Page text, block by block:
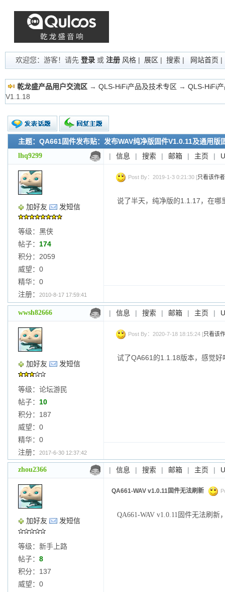
欢迎您：游客！请先 登录 或 注册 风格 | 展区 | 搜索 | 网站首页
乾龙盛产品用户交流区 → QLS-HiFi产品及技术专区 → QLS-HiFi
V1.1.18
新的主题
投票帖
交易帖
小字报
主题：QA661固件发布贴：发布WAV纯净版固件V1.0.11及通用版
lhq9299 | 信息 | 搜索 | 邮箱 | 主页 |
加好友 发短信
等级：黑侠
帖子： 174
积分：2059
威望：0
精华：0
注册：
2010-8-17 17:59:41
Post By：2019-1-3 0:21:30 [只看该作者
说了半天，纯净版的1.1.17，在哪
wwsh82666 | 信息 | 搜索 | 邮箱 | 主页 |
加好友 发短信
等级：论坛游民
帖子： 10
积分：187
威望：0
精华：0
注册：
2017-6-30 12:37:42
Post By：2020-7-18 18:15:24 [只看该
试了QA661的1.1.18版本，感觉
zhou2366 | 信息 | 搜索 | 邮箱 | 主页 |
加好友 发短信
等级：新手上路
帖子： 8
积分：137
威望：0
QA661-WAV v1.0.11固件无法刷新
QA661-WAV v1.0.11固件无法刷新